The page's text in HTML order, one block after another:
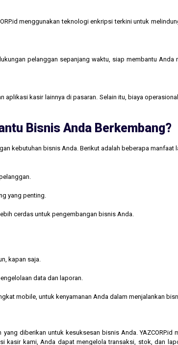
menggunakan teknologi enkripsi terkini untuk
pelanggan sepanjang waktu, siap membantu Anda
kasir lainnya di pasaran. Selain itu, biaya
Bisnis Anda Berkembang?
kebutuhan bisnis Anda. Berikut adalah beberapa
yang penting.
cerdas untuk pengembangan bisnis Anda.
kapan saja.
data dan laporan.
mobile, untuk kenyamanan Anda dalam menjalankan
diberikan untuk kesuksesan bisnis Anda. YAZCORP.id
kami, Anda dapat mengelola transaksi, stok, dan